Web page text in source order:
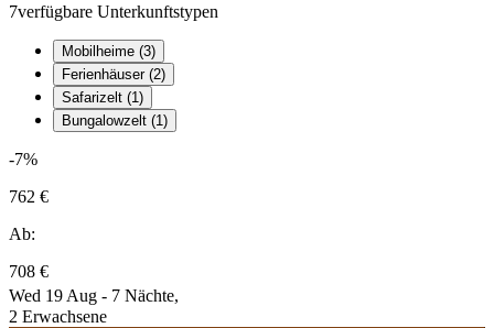
7verfügbare Unterkunftstypen
Mobilheime (3)
Ferienhäuser (2)
Safarizelt (1)
Bungalowzelt (1)
-7%
762 €
Ab:
708 €
Wed 19 Aug - 7 Nächte,
2 Erwachsene